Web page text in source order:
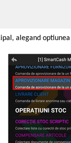
alegand optiunea